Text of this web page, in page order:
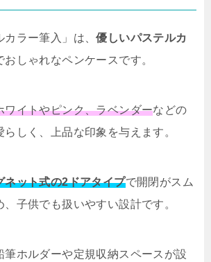
カラー筆入」は、優しいパステルカ
しゃれなペンケースです。
ワイトやピンク、ラベンダーなどの
しく、上品な印象を与えます。
ネット式の2ドアタイプで開閉がスム
子供でも扱いやすい設計です。
筆ホルダーや定規収納スペースが設